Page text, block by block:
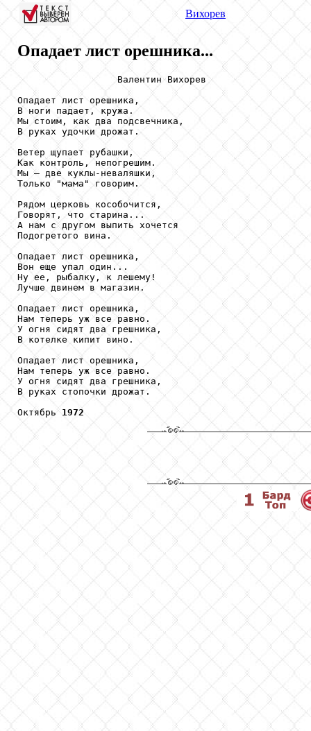
Вихорев
Опадает лист орешника...
                  Валентин Вихорев
Опадает лист орешника,
В ноги падает, кружа.
Мы стоим, как два подсвечника,
В руках удочки дрожат.
Ветер щупает рубашки,
Как контроль, непогрешим.
Мы — две куклы-неваляшки,
Только "мама" говорим.
Рядом церковь кособочится,
Говорят, что старина...
А нам с другом выпить хочется
Подогретого вина.
Опадает лист орешника,
Вон еще упал один...
Ну ее, рыбалку, к лешему!
Лучше двинем в магазин.
Опадает лист орешника,
Нам теперь уж все равно.
У огня сидят два грешника,
В котелке кипит вино.
Опадает лист орешника,
Нам теперь уж все равно.
У огня сидят два грешника,
В руках стопочки дрожат.
Октябрь 1972